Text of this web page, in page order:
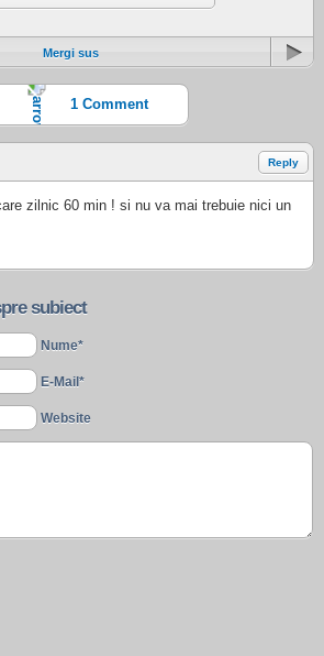
Mergi sus
1 Comment
Reply
zilnic 60 min ! si nu va mai trebuie nici un
subiect
Nume*
E-Mail*
Website